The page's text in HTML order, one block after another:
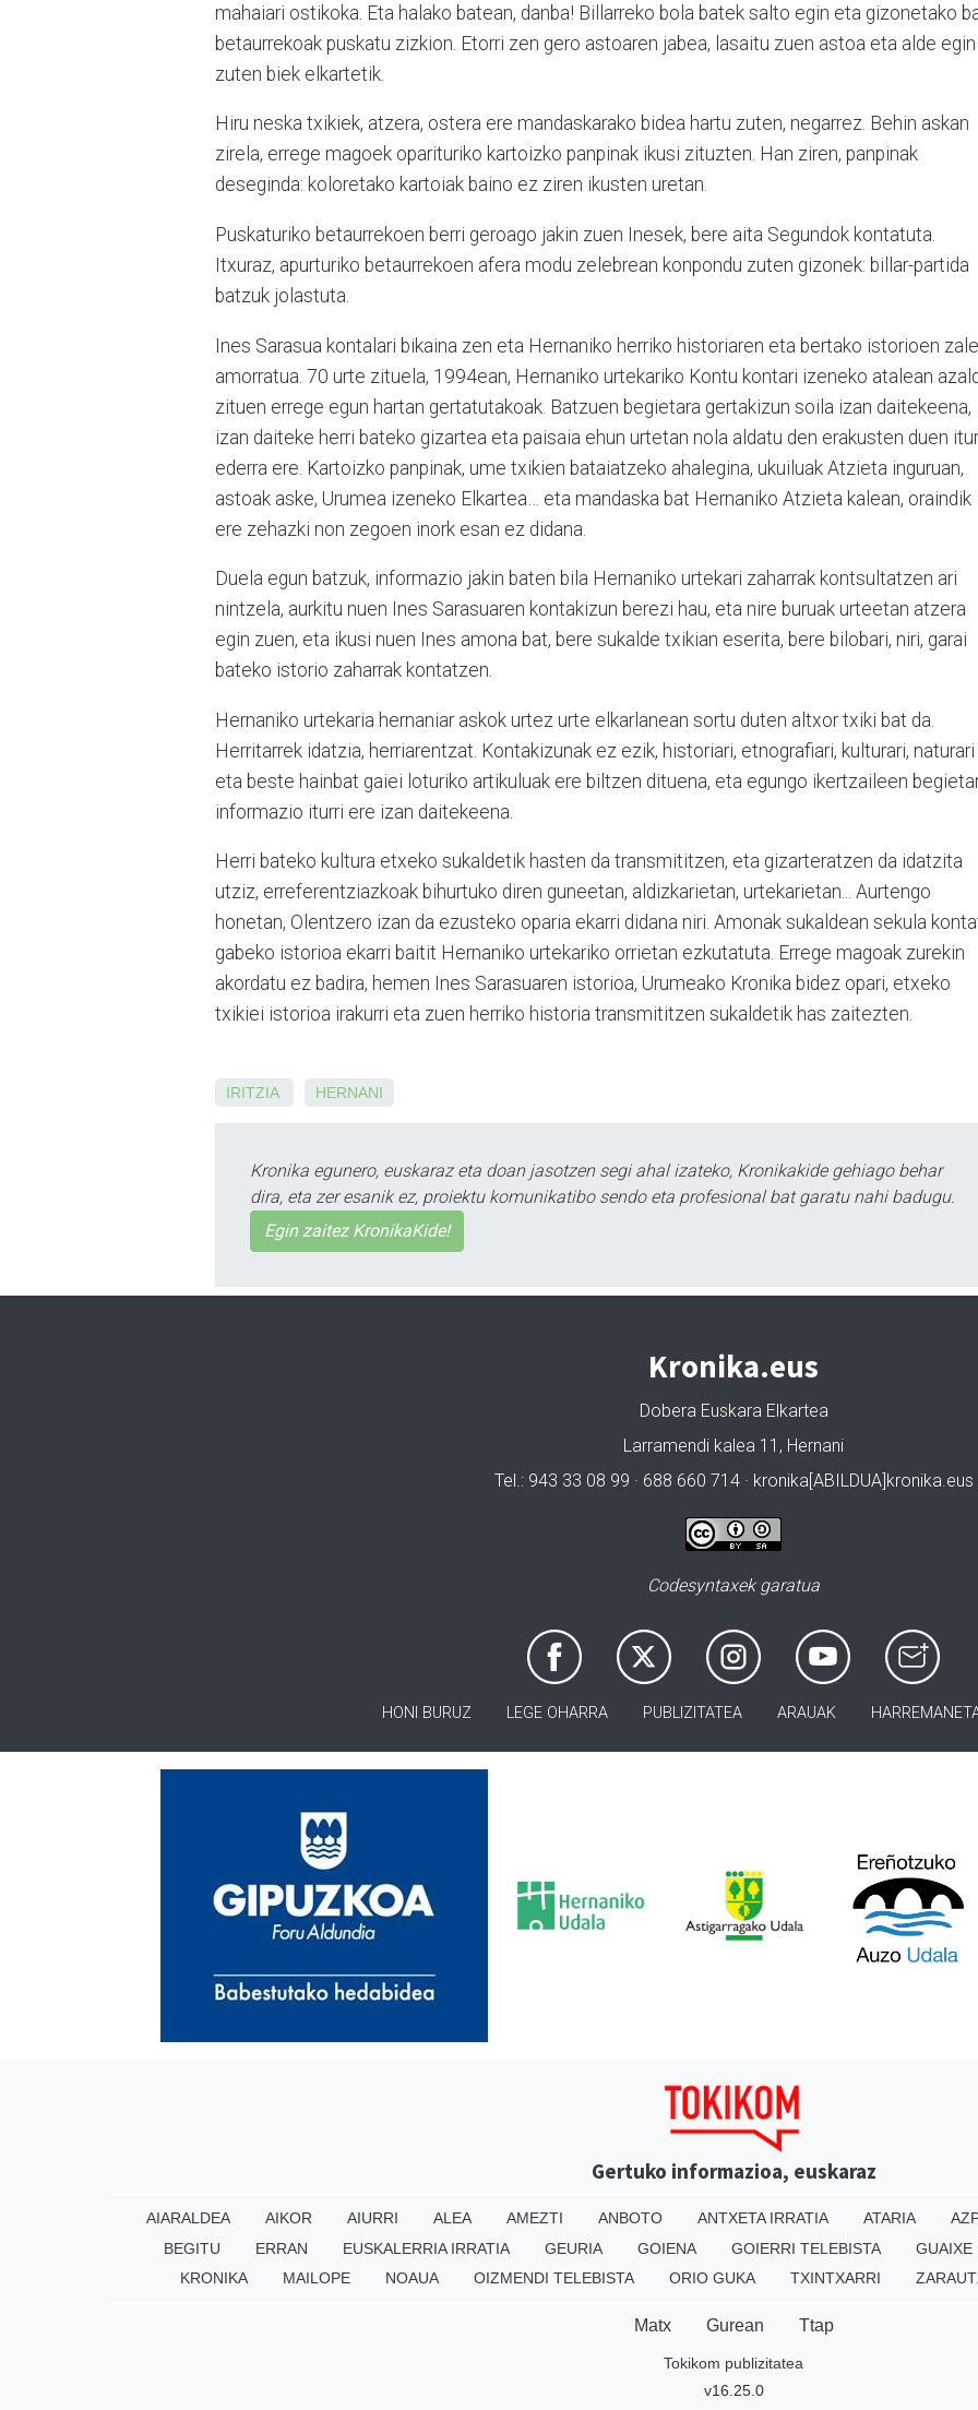
mahaiari ostikoka. Eta halako batean, danba! Billarreko bola batek salto egin eta gizonetako
betaurrekoak puskatu zizkion. Etorri zen gero astoaren jabea, lasaitu zuen astoa eta alde egin
zuten biek elkartetik.
Hiru neska txikiek, atzera, ostera ere mandaskarako bidea hartu zuten, negarrez. Behin askan
zirela, errege magoek oparituriko kartoizko panpinak ikusi zituzten. Han ziren, panpinak
deseginda: koloretako kartoiak baino ez ziren ikusten uretan.
Puskaturiko betaurrekoen berri geroago jakin zuen Inesek, bere aita Segundok kontatuta.
Itxuraz, apurturiko betaurrekoen afera modu zelebrean konpondu zuten gizonek: billar-partida
batzuk jolastuta.
Ines Sarasua kontalari bikaina zen eta Hernaniko herriko historiaren eta bertako istorioen zale
amorratua. 70 urte zituela, 1994ean, Hernaniko urtekariko Kontu kontari izeneko atalean
zituen errege egun hartan gertatutakoak. Batzuen begietara gertakizun soila izan daitekeena,
izan daiteke herri bateko gizartea eta paisaia ehun urtetan nola aldatu den erakusten duen
ederra ere. Kartoizko panpinak, ume txikien bataiatzeko ahalegina, ukuiluak Atzieta inguruan,
astoak aske, Urumea izeneko Elkartea… eta mandaska bat Hernaniko Atzieta kalean, oraindik
ere zehazki non zegoen inork esan ez didana.
Duela egun batzuk, informazio jakin baten bila Hernaniko urtekari zaharrak kontsultatzen ari
nintzela, aurkitu nuen Ines Sarasuaren kontakizun berezi hau, eta nire buruak urteetan atzera
egin zuen, eta ikusi nuen Ines amona bat, bere sukalde txikian eserita, bere bilobari, niri, garai
bateko istorio zaharrak kontatzen.
Hernaniko urtekaria hernaniar askok urtez urte elkarlanean sortu duten altxor txiki bat da.
Herritarrek idatzia, herriarentzat. Kontakizunak ez ezik, historiari, etnografiari, kulturari, naturari
eta beste hainbat gaiei loturiko artikuluak ere biltzen dituena, eta egungo ikertzaileen
informazio iturri ere izan daitekeena.
Herri bateko kultura etxeko sukaldetik hasten da transmititzen, eta gizarteratzen da idatzita
utziz, erreferentziazkoak bihurtuko diren guneetan, aldizkarietan, urtekarietan... Aurtengo
honetan, Olentzero izan da ezusteko oparia ekarri didana niri. Amonak sukaldean sekula
gabeko istorioa ekarri baitit Hernaniko urtekariko orrietan ezkutatuta. Errege magoak zurekin
akordatu ez badira, hemen Ines Sarasuaren istorioa, Urumeako Kronika bidez opari, etxeko
txikiei istorioa irakurri eta zuen herriko historia transmititzen sukaldetik has zaitezten.
IRITZIA HERNANI
Kronika egunero, euskaraz eta doan jasotzen segi ahal izateko, Kronikakide gehiago behar
dira, eta zer esanik ez, proiektu komunikatibo sendo eta profesional bat garatu nahi badugu.
Egin zaitez KronikaKide!
Kronika.eus
Dobera Euskara Elkartea
Larramendi kalea 11, Hernani
Tel.: 943 33 08 99 · 688 660 714 · kronika[ABILDUA]kronika.eus
Codesyntaxek garatua
HONI BURUZ LEGE OHARRA PUBLIZITATEA ARAUAK
Gertuko informazioa, euskaraz
AIARALDEA AIKOR AIURRI ALEA AMEZTI ANBOTO ANTXETA IRRATIA ATARIA
BEGITU
ERRAN EUSKALERRIA IRRATIA GEURIA GOIENA GOIERRI TELEBISTA GUAIXE
KRONIKA
MAILOPE NOAUA OIZMENDI TELEBISTA ORIO GUKA TXINTXARRI
Matx Gurean Ttap
Tokikom publizitatea
v16.25.0